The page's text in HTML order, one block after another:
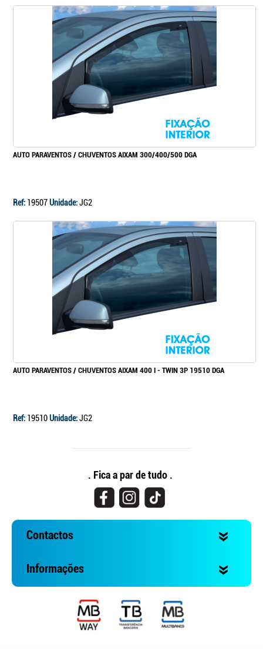
AUTO PARAVENTOS / CHUVENTOS AIXAM 300/400/500 DGA
Ref: 19507Unidade:JG2
AUTO PARAVENTOS / CHUVENTOS AIXAM 400 I - TWIN 3P 19510 DGA
Ref: 19510Unidade:JG2
. Fica a par de tudo .
Contactos
Informações